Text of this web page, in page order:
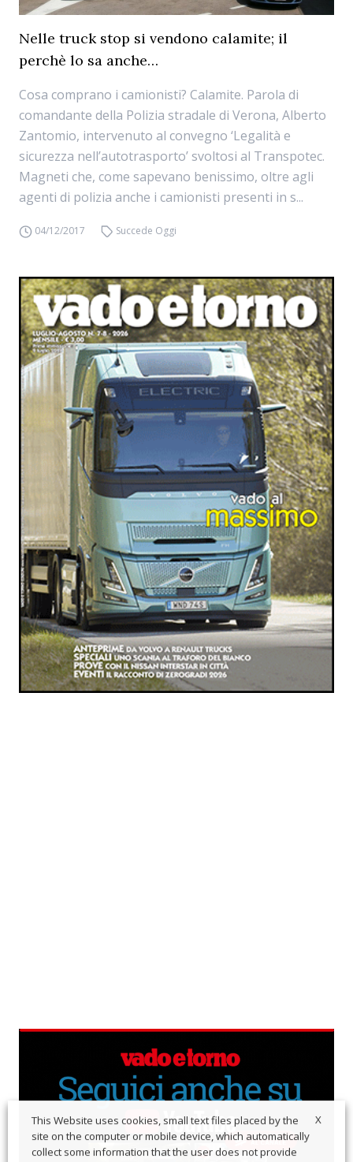
Nelle truck stop si vendono calamite; il
perchè lo sa anche…
Cosa comprano i camionisti? Calamite. Parola di
comandante della Polizia stradale di Verona, Alberto
Zantomio, intervenuto al convegno ‘Legalità e
sicurezza nell’autotrasporto’ svoltosi al Transpotec.
Magneti che, come sapevano benissimo, oltre agli
agenti di polizia anche i camionisti presenti in s...
04/12/2017 Succede Oggi
X
This Website uses cookies, small text files placed by the
site on the computer or mobile device, which automatically
collect some information that the user does not provide